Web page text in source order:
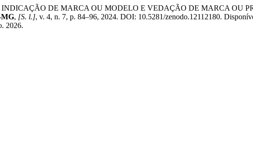
DE MARCA OU MODELO E VEDAÇÃO DE MARCA OU
MG, [S. l.], v. 4, n. 7, p. 84–96, 2024. DOI: 10.5281/zenodo.12112180.
2026.